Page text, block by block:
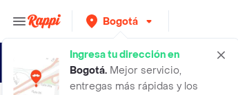
Bogotá
Ingresa tu dirección en
Bogotá. Mejor servicio,
entregas más rápidas y los